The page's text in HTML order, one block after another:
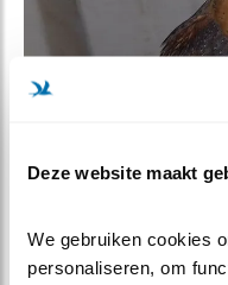
Deze website maakt
We gebruiken cookies
personaliseren, om